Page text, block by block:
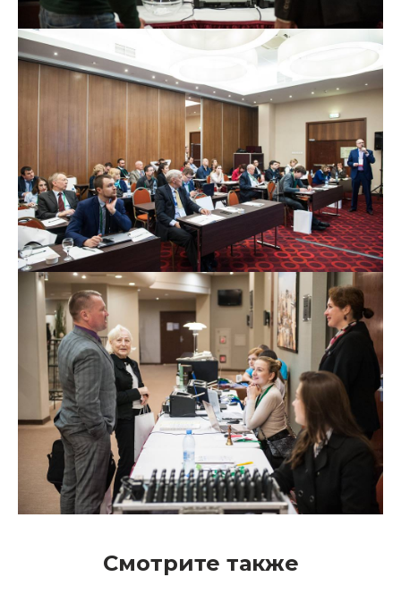
Смотрите также